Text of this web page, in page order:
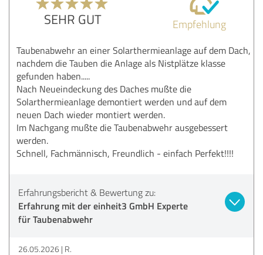
SEHR GUT Empfehlung
Taubenabwehr an einer Solarthermieanlage auf dem Dach,
nachdem die Tauben die Anlage als Nistplätze klasse
gefunden haben.....
Nach Neueindeckung des Daches mußte die
Solarthermieanlage demontiert werden und auf dem
neuen Dach wieder montiert werden.
Im Nachgang mußte die Taubenabwehr ausgebessert
werden.
Schnell, Fachmännisch, Freundlich - einfach Perfekt!!!!
Erfahrungsbericht & Bewertung zu:
Erfahrung mit der einheit3 GmbH Experte
für Taubenabwehr
26.05.2026 R.